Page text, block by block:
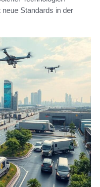
Standards in der